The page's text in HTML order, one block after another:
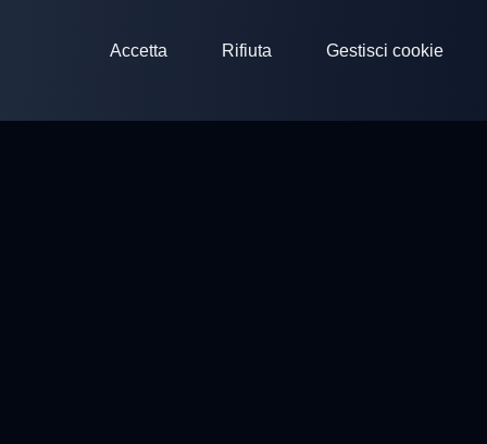
Accetta Rifiuta Gestisci cookie